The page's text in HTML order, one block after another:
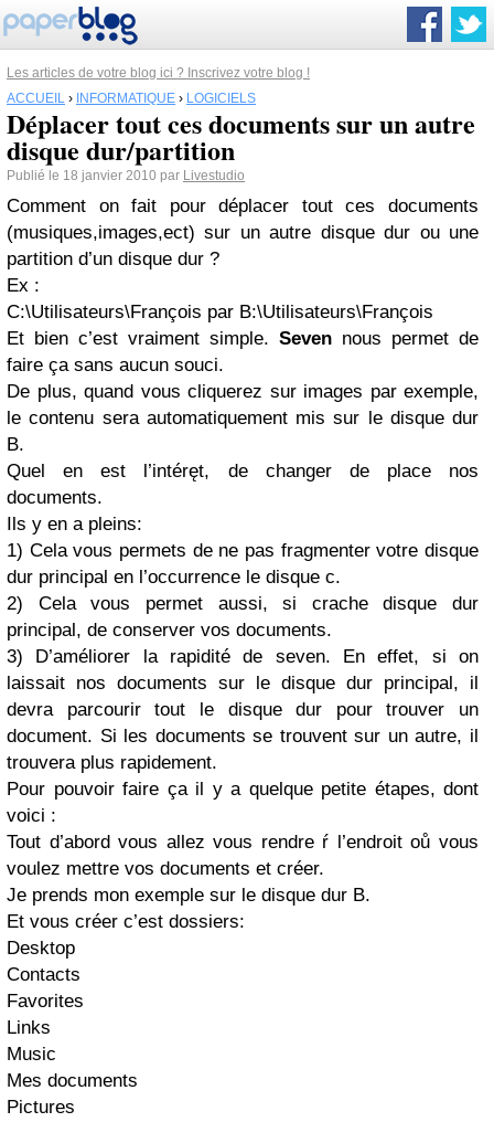
Les articles de votre blog ici ? Inscrivez votre blog !
ACCUEIL › INFORMATIQUE › LOGICIELS
Déplacer tout ces documents sur un autre
disque dur/partition
Publié le 18 janvier 2010 par Livestudio
Comment on fait pour déplacer tout ces documents
(musiques,images,ect) sur un autre disque dur ou une
partition d’un disque dur ?
Ex :
C:\Utilisateurs\François par B:\Utilisateurs\François
Et bien c’est vraiment simple. Seven nous permet de
faire ça sans aucun souci.
De plus, quand vous cliquerez sur images par exemple,
le contenu sera automatiquement mis sur le disque dur
B.
Quel en est l’intéręt, de changer de place nos
documents.
Ils y en a pleins:
1) Cela vous permets de ne pas fragmenter votre disque
dur principal en l’occurrence le disque c.
2) Cela vous permet aussi, si crache disque dur
principal, de conserver vos documents.
3) D’améliorer la rapidité de seven. En effet, si on
laissait nos documents sur le disque dur principal, il
devra parcourir tout le disque dur pour trouver un
document. Si les documents se trouvent sur un autre, il
trouvera plus rapidement.
Pour pouvoir faire ça il y a quelque petite étapes, dont
voici :
Tout d’abord vous allez vous rendre ŕ l’endroit oů vous
voulez mettre vos documents et créer.
Je prends mon exemple sur le disque dur B.
Et vous créer c’est dossiers:
Desktop
Contacts
Favorites
Links
Music
Mes documents
Pictures